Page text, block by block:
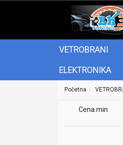
VETROBRANI
ELEKTRONIKA
Početna
Cena min